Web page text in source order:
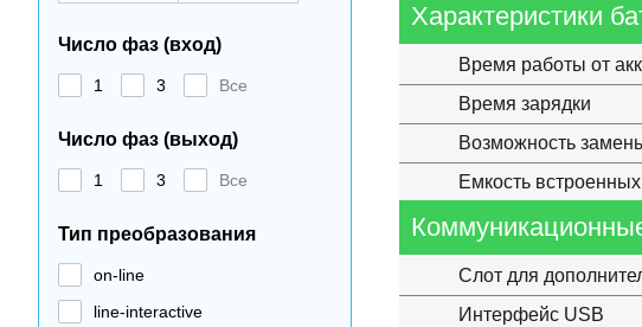
Число фаз (вход)
1 3 Все
Число фаз (выход)
1 3 Все
Тип преобразования
on-line
line-interactive
Характеристики
Время работы от
Время зарядки
Возможность
Емкость
Слот для
Интерфейс USB